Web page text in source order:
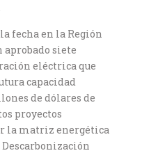
fecha en la Región
aprobado siete
eléctrica que
capacidad
de dólares de
proyectos
matriz energética